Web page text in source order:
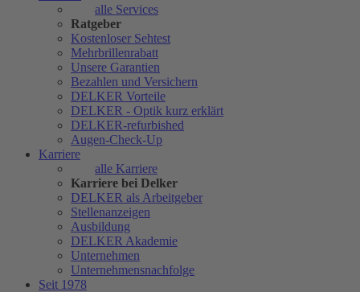
alle Services
Ratgeber
Kostenloser Sehtest
Mehrbrillenrabatt
Unsere Garantien
Bezahlen und Versichern
DELKER Vorteile
DELKER - Optik kurz erklärt
DELKER-refurbished
Augen-Check-Up
Karriere
alle Karriere
Karriere bei Delker
DELKER als Arbeitgeber
Stellenanzeigen
Ausbildung
DELKER Akademie
Unternehmen
Unternehmensnachfolge
Seit 1978